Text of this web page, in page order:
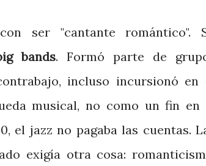
ser "cantante romántico".
bands. Formó parte de
incluso incursionó en
musical, no como un fin en
el jazz no pagaba las cuentas.
exigía otra cosa: